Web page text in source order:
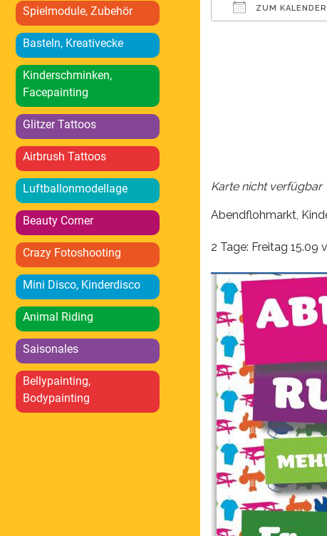
Spielmodule, Zubehör
Basteln, Kreativecke
Kinderschminken,
Facepainting
Glitzer Tattoos
Airbrush Tattoos
Luftballonmodellage
Beauty Corner
Crazy Fotoshooting
Mini Disco, Kinderdisco
Animal Riding
Saisonales
Bellypainting,
Bodypainting
ZUM
Karte nicht verfügbar
Abendflohmarkt,
2 Tage: Freitag 15.09